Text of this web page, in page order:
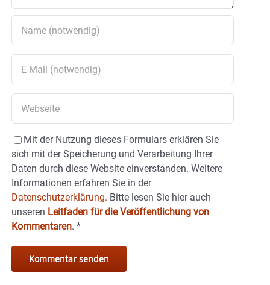
Mit der Nutzung dieses Formulars erklären Sie
sich mit der Speicherung und Verarbeitung Ihrer
Daten durch diese Website einverstanden. Weitere
Informationen erfahren Sie in der
Datenschutzerklärung. Bitte lesen Sie hier auch
unseren Leitfaden für die Veröffentlichung von
Kommentaren. *